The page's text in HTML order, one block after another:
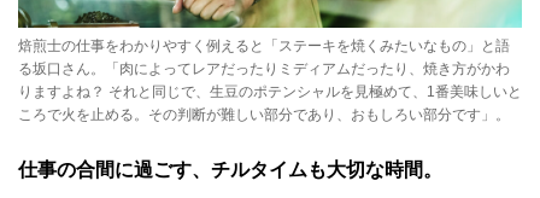
焙煎士の仕事をわかりやすく例えると「ステーキを焼くみたいなもの」と語
る坂口さん。「肉によってレアだったりミディアムだったり、焼き方がかわ
りますよね？ それと同じで、生豆のポテンシャルを見極めて、1番美味しいと
ころで火を止める。その判断が難しい部分であり、おもしろい部分です」。
仕事の合間に過ごす、チルタイムも大切な時間。